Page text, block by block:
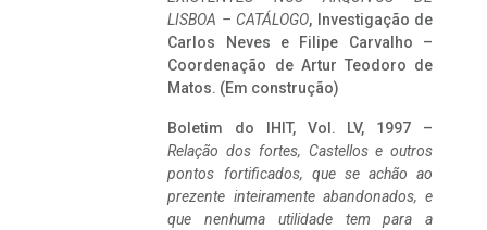
LISBOA – CATÁLOGO, Investigação de
Carlos Neves e Filipe Carvalho –
Coordenação de Artur Teodoro de
Matos. (Em construção)
Boletim do IHIT, Vol. LV, 1997 –
Relação dos fortes, Castellos e outros
pontos fortificados, que se achão ao
prezente inteiramente abandonados, e
que nenhuma utilidade tem para a